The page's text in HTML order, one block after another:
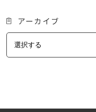
アーカイブ